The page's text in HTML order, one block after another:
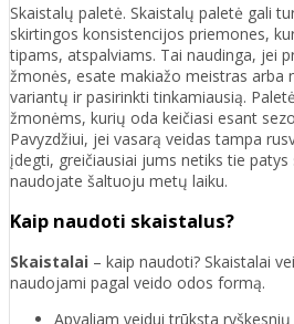
Skaistalų paletė. Skaistalų paletė gali
skirtingos konsistencijos priemones,
tipams, atspalviams. Tai naudinga, jei
žmonės, esate makiažo meistras arba
variantų ir pasirinkti tinkamiausią.
žmonėms, kurių oda keičiasi esant
Pavyzdžiui, jei vasarą veidas tampa
įdegti, greičiausiai jums netiks tie patys
naudojate šaltuoju metų laiku.
Kaip naudoti skaistalus?
Skaistalai – kaip naudoti? Skaistalai
naudojami pagal veido odos formą.
Apvaliam veidui trūksta